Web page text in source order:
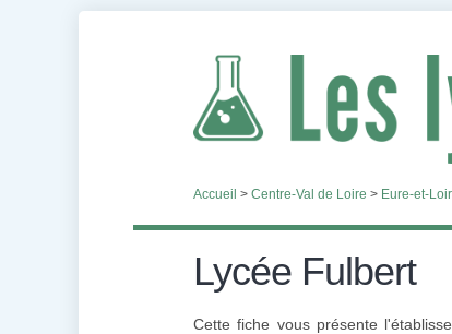
Accueil > Centre-Val de Loire > Eure-et-Loir
Lycée Fulbert
Cette fiche vous présente